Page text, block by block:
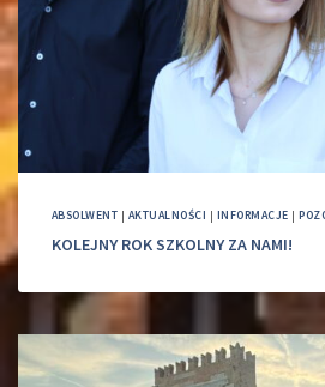
ABSOLWENT | AKTUALNOŚCI | INFORMACJE |
KOLEJNY ROK SZKOLNY ZA NAMI!